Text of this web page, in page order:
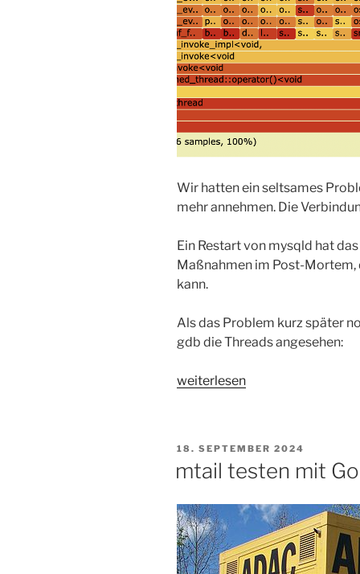
Wir hatten ein seltsames
mehr annehmen. Die
Ein Restart von mysqld hat
Maßnahmen im Post-Mortem,
kann.
Als das Problem kurz später
gdb die Threads angesehen:
„MySQL-
Flamegraph
ohne
weiterlesen
VERÖFFENTLICHT
18. SEPTEMBER 2024
mtail testen mit